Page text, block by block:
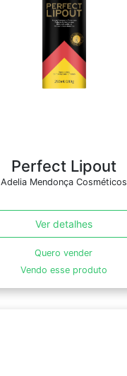
Perfect Lipout
Adelia Mendonça Cosméticos
Ver detalhes
Quero vender
Vendo esse produto